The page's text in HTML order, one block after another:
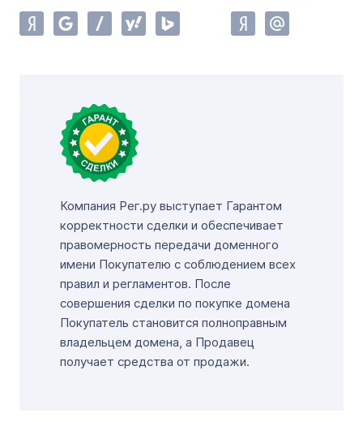
Компания Рег.ру выступает Гарантом
корректности сделки и обеспечивает
правомерность передачи доменного
имени Покупателю с соблюдением всех
правил и регламентов. После
совершения сделки по покупке домена
Покупатель становится полноправным
владельцем домена, а Продавец
получает средства от продажи.